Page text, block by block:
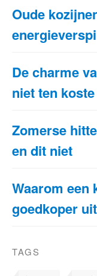
Oude
De charme
niet ten
Zomerse
en dit niet
Waarom een
goedkoper
TAGS